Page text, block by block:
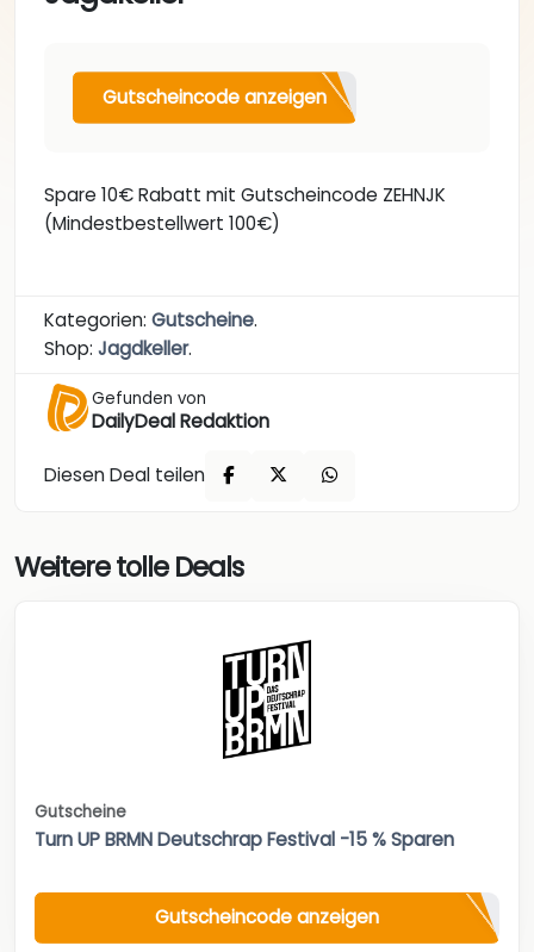
Gutscheincode anzeigen
Spare 10€ Rabatt mit Gutscheincode ZEHNJK
(Mindestbestellwert 100€)
Kategorien: Gutscheine.
Shop: Jagdkeller.
Gefunden von
DailyDeal Redaktion
Diesen Deal teilen
Weitere tolle Deals
Gutscheine
Turn UP BRMN Deutschrap Festival -15 % Sparen
Gutscheincode anzeigen